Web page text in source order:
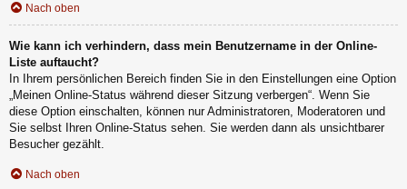
Nach oben
Wie kann ich verhindern, dass mein Benutzername in der Online-
Liste auftaucht?
In Ihrem persönlichen Bereich finden Sie in den Einstellungen eine Option
„Meinen Online-Status während dieser Sitzung verbergen“. Wenn Sie
diese Option einschalten, können nur Administratoren, Moderatoren und
Sie selbst Ihren Online-Status sehen. Sie werden dann als unsichtbarer
Besucher gezählt.
Nach oben